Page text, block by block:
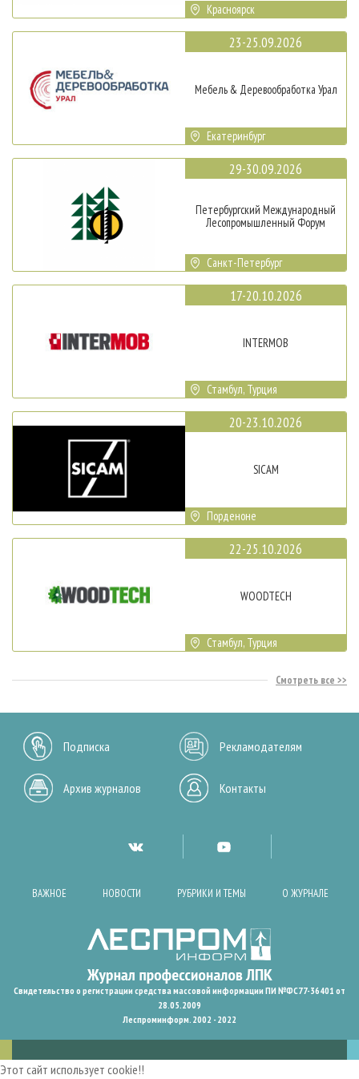
Красноярск
23-25.09.2026
Мебель & Деревообработка Урал
Екатеринбург
29-30.09.2026
Петербургский Международный
Лесопромышленный Форум
Санкт-Петербург
17-20.10.2026
INTERMOB
Стамбул, Турция
20-23.10.2026
SICAM
Порденоне
22-25.10.2026
WOODTECH
Стамбул, Турция
Смотреть все
Подписка Рекламодателям
Архив журналов Контакты
ВАЖНОЕ НОВОСТИ РУБРИКИ И ТЕМЫ О ЖУРНАЛЕ
Свидетельство о регистрации средства массовой информации ПИ №ФС77-36401 от
28.05.2009
Леспроминформ. 2002 - 2022
Этот сайт использует cookie!!